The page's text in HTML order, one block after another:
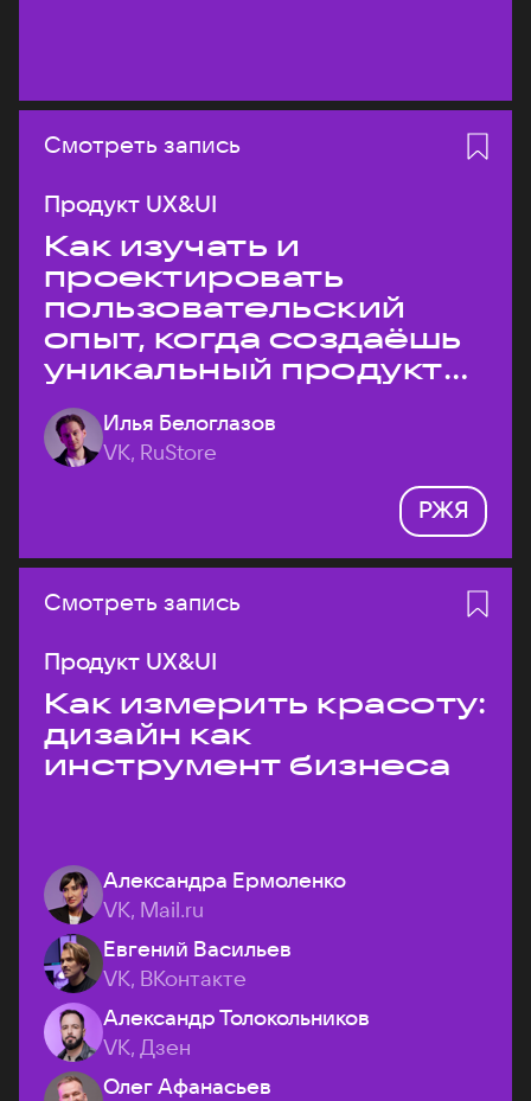
Смотреть запись
Продукт UX&UI
Как изучать и
проектировать
пользовательский
опыт, когда создаёшь
уникальный продукт
на рынке?
Илья Белоглазов
VK, RuStore
РЖЯ
Смотреть запись
Продукт UX&UI
Как измерить красоту:
дизайн как
инструмент бизнеса
Александра Ермоленко
VK, Mail.ru
Евгений Васильев
VK, ВКонтакте
Александр Толокольников
VK, Дзен
Олег Афанасьев